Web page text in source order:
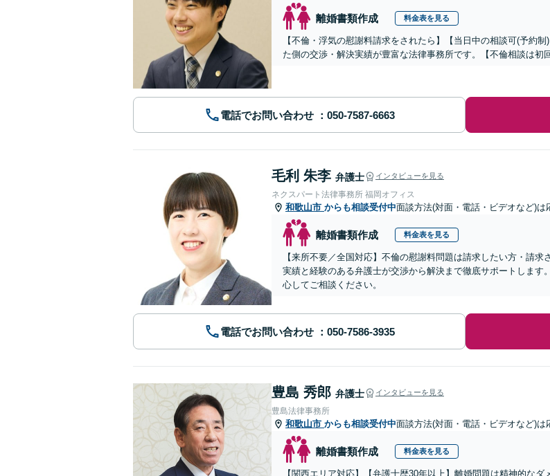
離婚書類作成 料金表を見る
【不倫・浮気の慰謝料請求をされたら】【当日中の相談可(予約
た側の交渉・解決実績が豊富な法律事務所です。【不倫相談は初
電話でお問い合わせ
毛利 朱李 弁護士 インタビューを見る
ネクスパート法律事務所 福岡オフィス
和歌山市 からも相談受付中面談方法(対面・電話・ビデオなど)は
離婚書類作成 料金表を見る
【来所不要／全国対応】不倫の慰謝料問題は請求したい方・請
実績と経験のある弁護士が交渉から解決まで徹底サポートしま
心してご相談ください。
電話でお問い合わせ
豊島 秀郎 弁護士 インタビューを見る
豊島法律事務所
和歌山市 からも相談受付中面談方法(対面・電話・ビデオなど)は
離婚書類作成 料金表を見る
【関西エリア対応】【弁護士歴30年以上】離婚問題は精神的な